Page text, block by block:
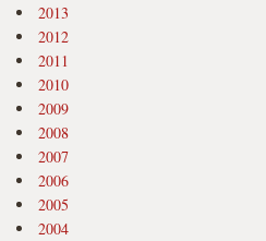
2013
2012
2011
2010
2009
2008
2007
2006
2005
2004